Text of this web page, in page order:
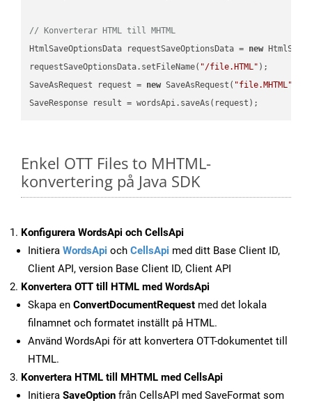
// Konverterar HTML till MHTML
HtmlSaveOptionsData requestSaveOptionsData = new
requestSaveOptionsData.setFileName( "/file.HTML" );
SaveAsRequest request = new SaveAsRequest( "file.MHTML"
Enkel OTT Files to MHTML-
konvertering på Java SDK
Konfigurera WordsApi och CellsApi
Initiera WordsApi och CellsApi med ditt Base Client ID,
Client API, version Base Client ID, Client API
Konvertera OTT till HTML med WordsApi
Skapa en ConvertDocumentRequest med det lokala
filnamnet och formatet inställt på HTML.
Använd WordsApi för att konvertera OTT-dokumentet till
HTML.
Konvertera HTML till MHTML med CellsApi
Initiera SaveOption från CellsAPI med SaveFormat som